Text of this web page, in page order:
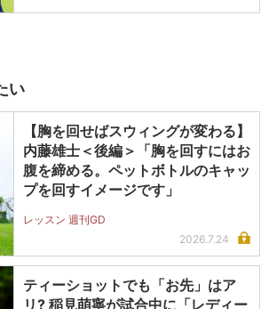
い
【胸を回せばスウィングが変わる】
内藤雄士＜後編＞「胸を回すにはお
腹を締める。ペットボトルのキャッ
プを回すイメージです」
レッスン 週刊GD
2026.7.24
ティーショットでも「お先」はア
リ? 稲見萌寧が試合中に「レディー